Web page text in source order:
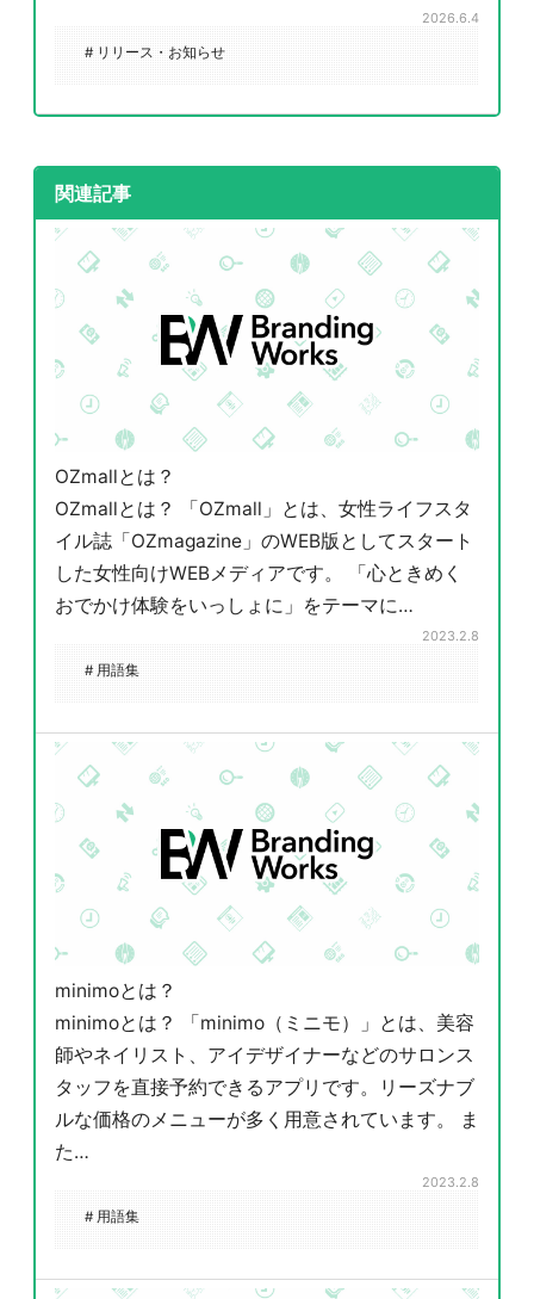
2026.6.4
# リリース・お知らせ
関連記事
OZmallとは？
OZmallとは？ 「OZmall」とは、女性ライフスタ
イル誌「OZmagazine」のWEB版としてスタート
した女性向けWEBメディアです。 「心ときめく
おでかけ体験をいっしょに」をテーマに…
2023.2.8
# 用語集
minimoとは？
minimoとは？ 「minimo（ミニモ）」とは、美容
師やネイリスト、アイデザイナーなどのサロンス
タッフを直接予約できるアプリです。リーズナブ
ルな価格のメニューが多く用意されています。 ま
た…
2023.2.8
# 用語集